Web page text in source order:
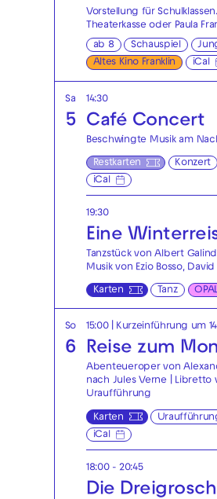
Vorstellung für
Theaterkasseoder Paula
ab 8 Schauspiel
Altes Kino Franklin
iCal
Sa
5
14:30
Café Concert
Beschwingte Musik am
Restkarten Konzert
iCal
19:30
Eine
Tanzstück von Albert
Musik von Ezio Bosso,
Karten Tanz
So
6
15:00 | Kurzeinführung um
Reise zum
Abenteueroper von
nach Jules Verne | Libretto
Uraufführung
Karten
iCal
18:00 - 20:45
Die